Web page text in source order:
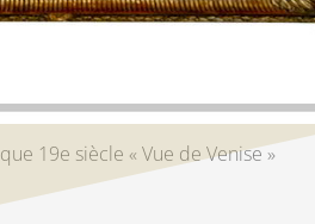
19e siècle « Vue de Venise »